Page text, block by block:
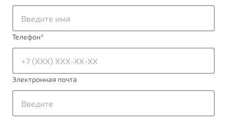
от 1 699 990 ₽*
Обзор В наличии
X70
Подробно
Автомобили в наличии
Тест-драйв
Спецпредложения
Будьте еще более уверены на дорогах с программой
Преимущества программы
Телефон*
Электронная почта